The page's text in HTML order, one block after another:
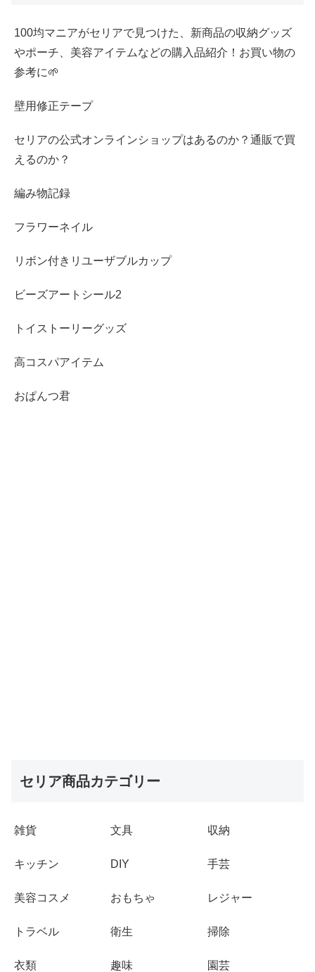
100均マニアがセリアで見つけた、新商品の収納グッズ
やポーチ、美容アイテムなどの購入品紹介！お買い物の
参考に🌱
壁用修正テープ
セリアの公式オンラインショップはあるのか？通販で買
えるのか？
編み物記録
フラワーネイル
リボン付きリユーザブルカップ
ビーズアートシール2
トイストーリーグッズ
高コスパアイテム
おぱんつ君
セリア商品カテゴリー
雑貨 文具 収納
キッチン DIY 手芸
美容コスメ おもちゃ レジャー
トラベル 衛生 掃除
衣類 趣味 園芸